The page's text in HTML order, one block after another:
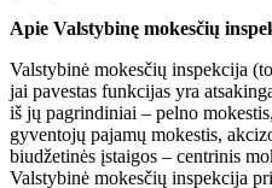
Apie Valstybinę mokesčių
Valstybinė mokesčių inspekcija
jai pavestas funkcijas yra
iš jų pagrindiniai – pelno
gyventojų pajamų mokestis,
biudžetinės įstaigos – centrinis
Valstybinė mokesčių inspekcija